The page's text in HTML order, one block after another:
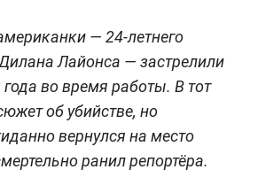
— 24-летнего
Лайонса — застрелили
во время работы. В тот
об убийстве, но
вернулся на место
ранил репортёра.